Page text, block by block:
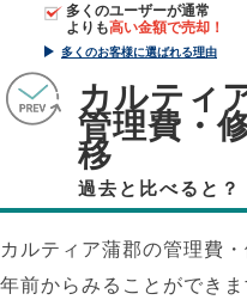
多くのユーザーが通常
よりも高い金額で売却！
多くのお客様に選ばれる理由
カルティ
管理費・
移
過去と比べると？
カルティア蒲郡の管理費
年前からみることができま